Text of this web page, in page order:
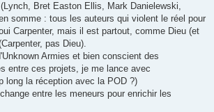
Bret Easton Ellis, Mark Danielewski,
somme : tous les auteurs qui violent le réel pour
Carpenter, mais il est partout, comme Dieu (et
pas Dieu).
Armies et bien conscient des
entre ces projets, je me lance avec
long la réception avec la POD ?)
entre les meneurs pour enrichir les